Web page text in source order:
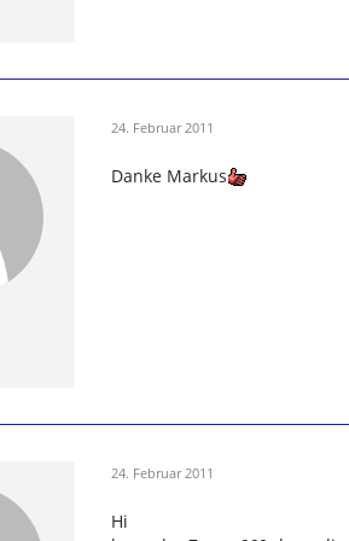
24. Februar 2011
Danke Markus
24. Februar 2011
Hi